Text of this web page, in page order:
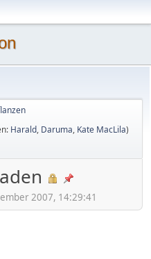
Harald, Daruma, Kate MacLila)
2007, 14:29:41